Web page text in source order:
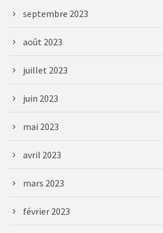
septembre 2023
août 2023
juillet 2023
juin 2023
mai 2023
avril 2023
mars 2023
février 2023